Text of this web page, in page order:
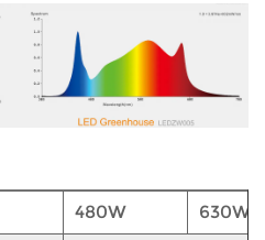
480W
630W